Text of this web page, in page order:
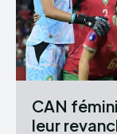
CAN
leur